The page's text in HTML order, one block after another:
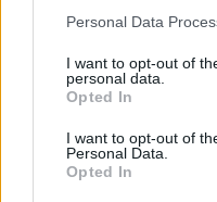
Personal Data
I want to opt-out of
personal data.
Opted In
I want to opt-out of
Personal Data.
Opted In
vuonna
Tuotantoyhtiö
aloittanut